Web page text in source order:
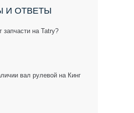
И ОТВЕТЫ
запчасти на Tatry?
вал рулевой на Кинг